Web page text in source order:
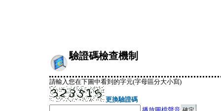
驗證碼檢查機制
請輸入您在下圖中看到的字元(字母區分大小寫)
更換驗證碼